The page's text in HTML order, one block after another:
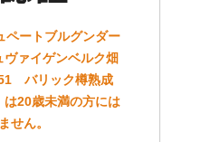
ペートブルグンダー
ァイゲンベルク畑
バリック樽熟成
20歳未満の方には
せん。